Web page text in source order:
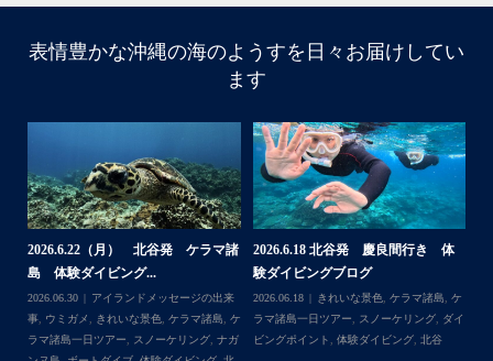
10月前半クルーザーチャーター
たくさんのご利用本当にありがとうございました
BBQにジェットスキー、バナナボート、SUP、パラセーリ
ングなどなど…勇海号を拠点に色々お楽しみ頂きました
よ〜
・
海も荒れずにいい天気の中開催できたので何よりです
また来年もリピートして頂けたら嬉しいです
・
アイランドメッセージは北谷町の浜川漁港を拠点に、中部
発着の国立公園指定の慶良間諸島(#ケラマ)の日帰り#ダイビ
ング・#スノーケリング ツアーを開催しているマリンショッ
表情豊かな沖縄の海のようすを日々お届けしてい
ます
【台風13号によるツアー中止のお知
らせ】
2026.08.06
アイランドメッセージの出来
事, 台風
2026.8.2（火） 北谷発 ケラマ諸
島 体験ダイビング&...
2026.08.03
アイランドメッセージの出来
事,きれいな景色,ケラマ諸島, ケラマ諸島
一日ツアー ,スノーケリング,ナガンヌ島